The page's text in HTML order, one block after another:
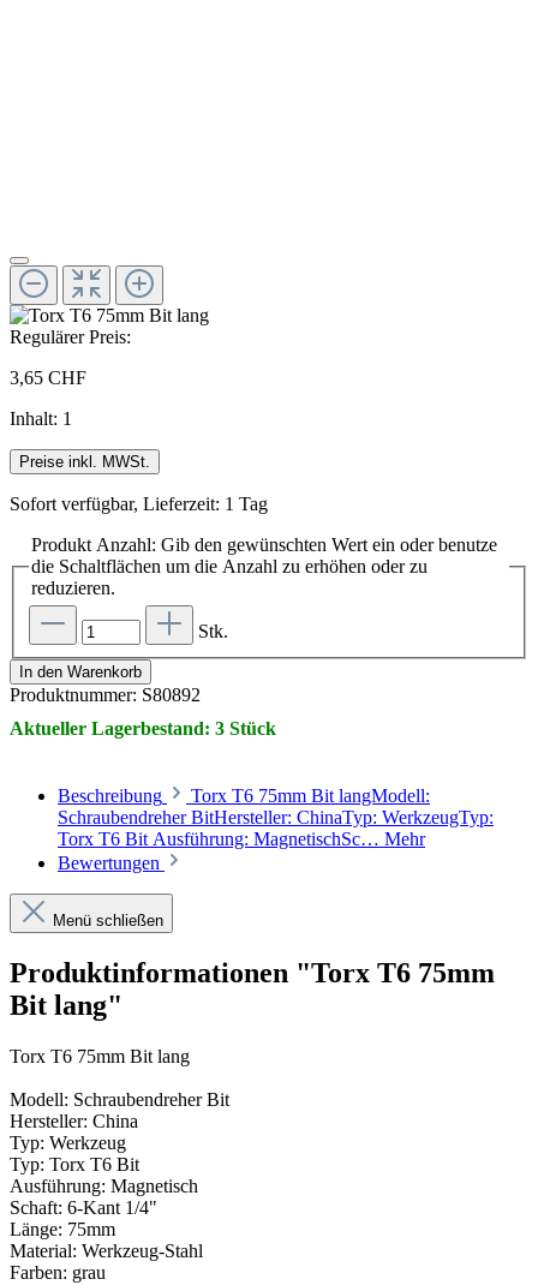
Regulärer Preis:
3,65 CHF
Inhalt: 1
Preise inkl. MWSt.
Sofort verfügbar, Lieferzeit: 1 Tag
Produkt Anzahl: Gib den gewünschten Wert ein oder benutze
die Schaltflächen um die Anzahl zu erhöhen oder zu
reduzieren.
Stk.
In den Warenkorb
Produktnummer: S80892
Aktueller Lagerbestand: 3 Stück
Beschreibung
Torx T6 75mm Bit langModell:
Schraubendreher BitHersteller: ChinaTyp: WerkzeugTyp:
Torx T6 Bit Ausführung: MagnetischSc… Mehr
Bewertungen
Menü schließen
Produktinformationen "Torx T6 75mm
Bit lang"
Torx T6 75mm Bit lang
Modell: Schraubendreher Bit
Hersteller: China
Typ: Werkzeug
Typ: Torx T6 Bit
Ausführung: Magnetisch
Schaft: 6-Kant 1/4"
Länge: 75mm
Material: Werkzeug-Stahl
Farben: grau